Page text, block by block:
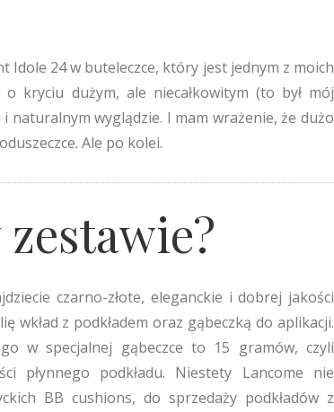
Idole 24 w buteleczce, który jest jednym z moich
o kryciu dużym, ale niecałkowitym (to był mój
naturalnym wyglądzie. I mam wrażenie, że dużo
Ale po kolei.
czarno-złote, eleganckie i dobrej jakości
wkład z podkładem oraz gąbeczką do aplikacji.
w specjalnej gąbeczce to 15 gramów, czyli
płynnego podkładu. Niestety Lancome nie
BB cushions, do sprzedaży podkładów z